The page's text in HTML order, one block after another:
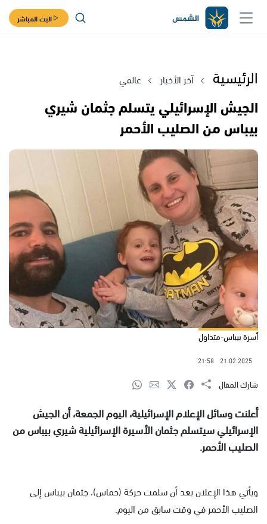
البث المباشر
الرئيسية آخر الأخبار عالمي
الجيش الإسرائيلي يتسلم جثمان شيري
بيباس من الصليب الأحمر
أسرة بيباس-متداول
21.02.2025
21:58
شارك المقال
أعلنت وسائل الإعلام الإسرائيلية، اليوم الجمعة، أن الجيش
الإسرائيلي سيتسلم جثمان الأسيرة الإسرائيلية شيري بيباس من
الصليب الأحمر.
ويأتي هذا الإعلان بعد أن سلمت حركة (حماس)، جثمان بيباس إلى
الصليب الأحمر في وقت سابق من اليوم.